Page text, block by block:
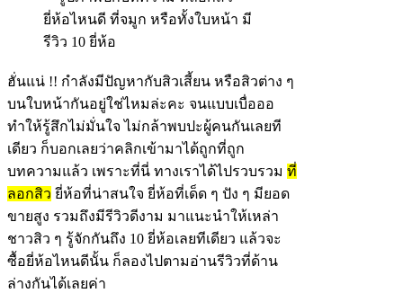
ฮั่นแน่ !! กำลังมีปัญหากับสิวเสี้ยน หรือสิวต่าง ๆ
บนใบหน้ากันอยู่ใช่ไหมล่ะคะ จนแบบเบื่อออ
ทำให้รู้สึกไม่มั่นใจ ไม่กล้าพบปะผู้คนกันเลยที
เดียว ก็บอกเลยว่าคลิกเข้ามาได้ถูกที่ถูก
บทความแล้ว เพราะที่นี่ ทางเราได้ไปรวบรวม ที่
ลอกสิว ยี่ห้อที่น่าสนใจ ยี่ห้อที่เด็ด ๆ ปัง ๆ มียอด
ขายสูง รวมถึงมีรีวิวดีงาม มาแนะนำให้เหล่า
ชาวสิว ๆ รู้จักกันถึง 10 ยี่ห้อเลยทีเดียว แล้วจะ
ซื้อยี่ห้อไหนดีนั้น ก็ลองไปตามอ่านรีวิวที่ด้าน
ล่างกันได้เลยค่า